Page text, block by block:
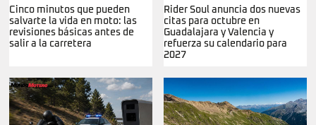
Cinco minutos que pueden
salvarte la vida en moto: las
revisiones básicas antes de
salir a la carretera
Rider Soul anuncia dos nuevas
citas para octubre en
Guadalajara y Valencia y
refuerza su calendario para
2027